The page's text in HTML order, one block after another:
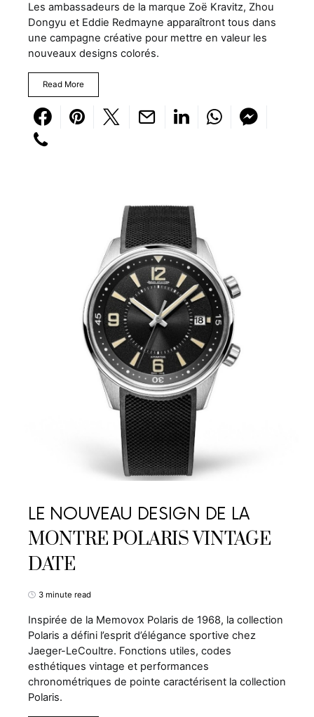
Les ambassadeurs de la marque Zoë Kravitz, Zhou
Dongyu et Eddie Redmayne apparaîtront tous dans
une campagne créative pour mettre en valeur les
nouveaux designs colorés.
Read More
LE NOUVEAU DESIGN DE LA
MONTRE POLARIS VINTAGE
DATE
3 minute read
Inspirée de la Memovox Polaris de 1968, la collection
Polaris a défini l’esprit d’élégance sportive chez
Jaeger-LeCoultre. Fonctions utiles, codes
esthétiques vintage et performances
chronométriques de pointe caractérisent la collection
Polaris.